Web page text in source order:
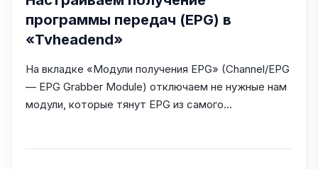
программы передач (EPG) в
«Tvheadend»
На вкладке «Модули получения EPG» (Channel/EPG
— EPG Grabber Module) отключаем не нужные нам
модули, которые тянут EPG из самого...